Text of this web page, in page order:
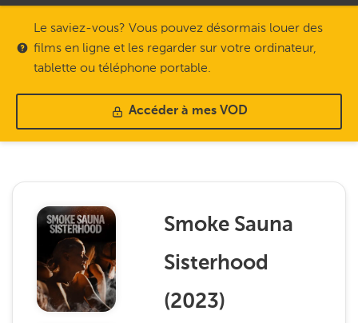
Le saviez-vous? Vous pouvez désormais louer des
films en ligne et les regarder sur votre ordinateur,
tablette ou téléphone portable.
Accéder à mes VOD
Smoke Sauna
Sisterhood
(2023)